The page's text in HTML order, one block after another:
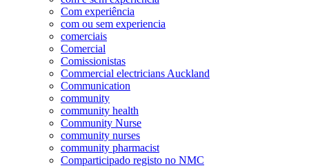
Com experiência
com ou sem experiencia
comerciais
Comercial
Comissionistas
Commercial electricians Auckland
Communication
community
community health
Community Nurse
community nurses
community pharmacist
Comparticipado registo no NMC